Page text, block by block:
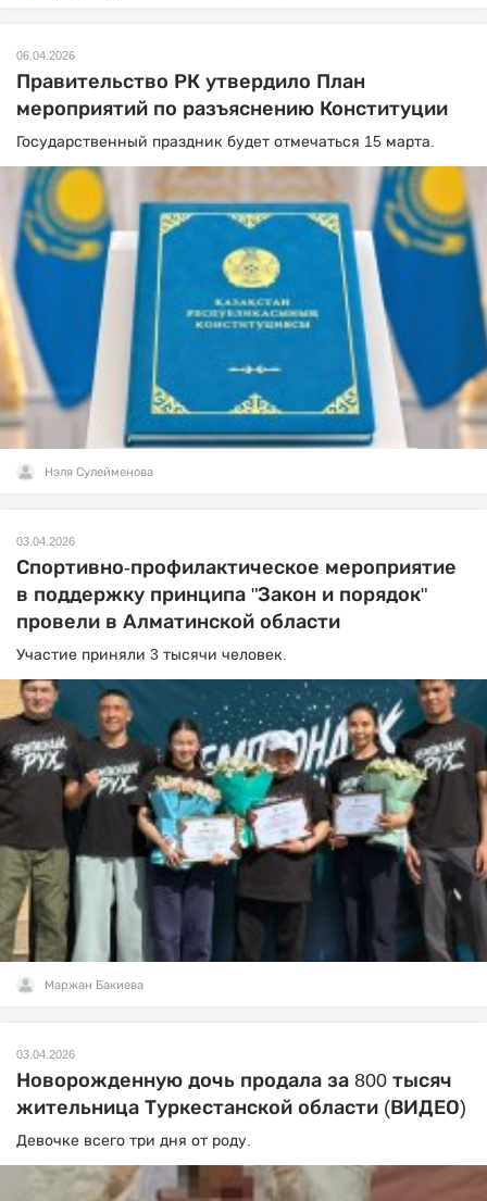
06.04.2026
Правительство РК утвердило План
мероприятий по разъяснению Конституции
Государственный праздник будет отмечаться 15 марта.
Нэля Сулейменова
03.04.2026
Спортивно-профилактическое мероприятие
в поддержку принципа "Закон и порядок"
провели в Алматинской области
Участие приняли 3 тысячи человек.
Маржан Бакиева
03.04.2026
Новорожденную дочь продала за 800 тысяч
жительница Туркестанской области (ВИДЕО)
Девочке всего три дня от роду.